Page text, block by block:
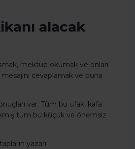
alacak
mektup okumak ve onları
cevaplamak ve buna
var. Tüm bu ufak, kafa
tüm bu küçük ve önemsiz
yazarı